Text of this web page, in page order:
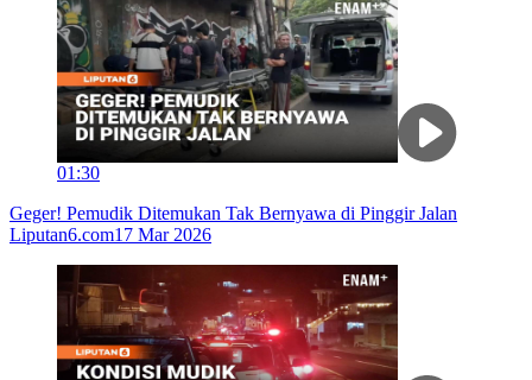
01:30
Geger! Pemudik Ditemukan Tak Bernyawa di Pinggir Jalan
Liputan6.com17 Mar 2026